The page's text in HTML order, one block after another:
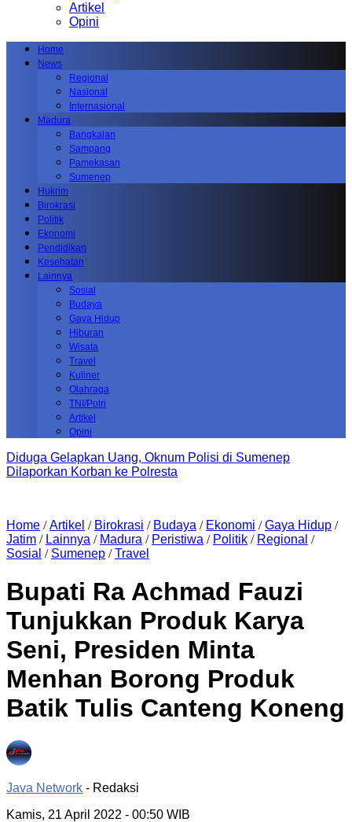
Artikel
Opini
Home
News
Regional
Nasional
Internasional
Madura
Bangkalan
Sampang
Pamekasan
Sumenep
Hukrim
Birokrasi
Politik
Ekonomi
Pendidikan
Kesehatan
Lainnya
Sosial
Budaya
Gaya Hidup
Hiburan
Wisata
Travel
Kuliner
Olahraga
TNI/Polri
Artikel
Opini
Diduga Gelapkan Uang, Oknum Polisi di Sumenep
Dilaporkan Korban ke Polresta
Home /Artikel / Birokrasi / Budaya / Ekonomi /Gaya Hidup /
Jatim / Lainnya / Madura / Peristiwa / Politik / Regional /
Sosial / Sumenep /Travel
Bupati Ra Achmad Fauzi
Tunjukkan Produk Karya
Seni, Presiden Minta
Menhan Borong Produk
Batik Tulis Canteng Koneng
Java Network - Redaksi
Kamis, 21 April 2022 - 00:50 WIB